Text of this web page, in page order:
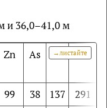
и 36,0–41,0 м
Zn As Rb Sr
99 38 137 291